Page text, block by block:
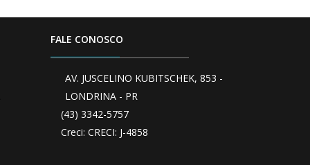
FALE CONOSCO
AV. JUSCELINO KUBITSCHEK, 853 -
LONDRINA - PR
(43) 3342-5757
Creci: CRECI: J-4858